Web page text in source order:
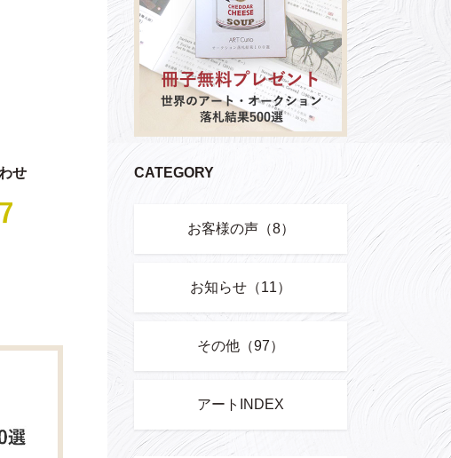
せ CATEGORY
お客様の声（8）
お知らせ（11）
その他（97）
アートINDEX